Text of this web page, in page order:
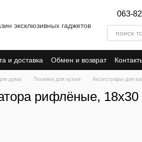
063-
и доставка Обмен и возврат
дома Техника для кухни Аксессуары для
рифлёные,